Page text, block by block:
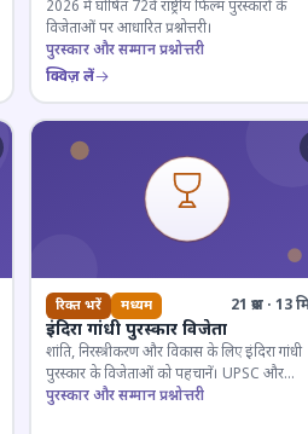
2026 में घोषित 72वें राष्ट्रीय फिल्म पुरस्कारों के
विजेताओं पर आधारित प्रश्नोत्तरी।
पुरस्कार और सम्मान प्रश्नोत्तरी
क्विज़ लें
रिक्त भरें मध्यम 21 प्रश्न · 13
इंदिरा गांधी पुरस्कार विजेता
शांति, निरस्त्रीकरण और विकास के लिए इंदिरा गांधी
पुरस्कार के विजेताओं को पहचानें। UPSC और
प्रतियोगी परीक्षाओं के लिए महत्वपूर्ण।
पुरस्कार और सम्मान प्रश्नोत्तरी